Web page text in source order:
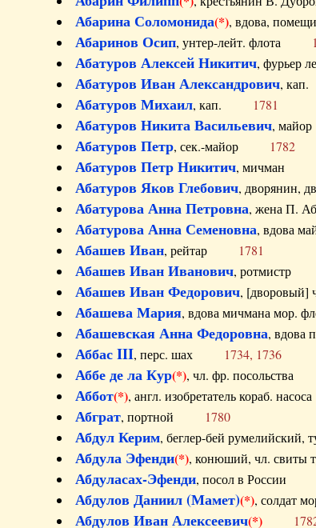
Абарина Соломонида(*), вдова,
Абаринов Осип, унтер-лейт. флота
Абатуров Алексей Никитич, фурьер
Абатуров Иван Александрович,
Абатуров Михаил, кап. 1781
Абатуров Никита Васильевич,
Абатуров Петр, сек.-майор 1782
Абатуров Петр Никитич, мичман
Абатуров Яков Глебович, дворянин,
Абатурова Анна Петровна, жена П.
Абатурова Анна Семеновна, вдова
Абашев Иван, рейтар 1781
Абашев Иван Иванович, ротмистр
Абашев Иван Федорович,
Абашева Мария, вдова мичмана
Абашевская Анна Федоровна,
Аббас III, перс. шах 1734, 1736
Аббе де ла Кур(*), чл. фр. посольства
Аббот(*), англ. изобретатель кораб.
Абграт, портной 1780
Абдул Керим, беглер-бей
Абдула Эфенди(*), конюший, чл.
Абдуласах-Эфенди, посол в России
Абдулов Даниил (Мамет)(*), солдат
Абдулов Иван Алексеевич(*)